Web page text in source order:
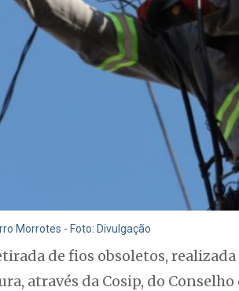
Morrotes - Foto: Divulgação
de fios obsoletos,
através da Cosip, do